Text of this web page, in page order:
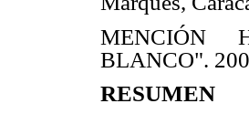
MENCIÓN
BLANCO".
RESUMEN